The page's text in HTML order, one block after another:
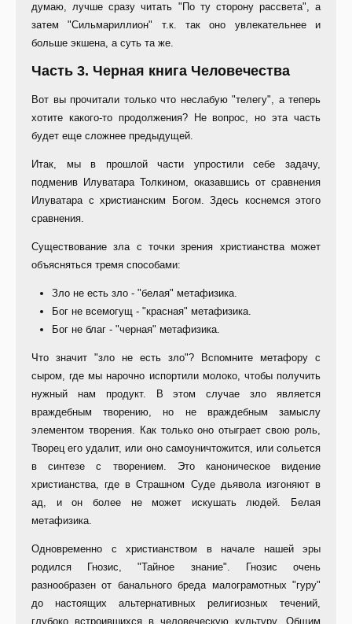
думаю, лучше сразу читать "По ту сторону рассвета", а
затем "Сильмариллион" т.к. так оно увлекательнее и
больше экшена, а суть та же.
Часть 3. Черная книга Человечества
Вот вы прочитали только что неслабую "телегу", а теперь
хотите какого-то продолжения? Не вопрос, но эта часть
будет еще сложнее предыдущей.
Итак, мы в прошлой части упростили себе задачу,
подменив Илуватара Толкином, оказавшись от сравнения
Илуватара с христианским Богом. Здесь коснемся этого
сравнения.
Существование зла с точки зрения христианства может
объясняться тремя способами:
Зло не есть зло - "белая" метафизика.
Бог не всемогущ - "красная" метафизика.
Бог не благ - "черная" метафизика.
Что значит "зло не есть зло"? Вспомните метафору с
сыром, где мы нарочно испортили молоко, чтобы получить
нужный нам продукт. В этом случае зло является
враждебным творению, но не враждебным замыслу
элементом творения. Как только оно отыграет свою роль,
Творец его удалит, или оно самоуничтожится, или сольется
в синтезе с творением. Это каноническое видение
христианства, где в Страшном Суде дьявола изгоняют в
ад, и он более не может искушать людей. Белая
метафизика.
Одновременно с христианством в начале нашей эры
родился Гнозис, "Тайное знание". Гнозис очень
разнообразен от банального бреда малограмотных "гуру"
до настоящих альтернативных религиозных течений,
глубоко встроившихся в человеческую культуру. Общим